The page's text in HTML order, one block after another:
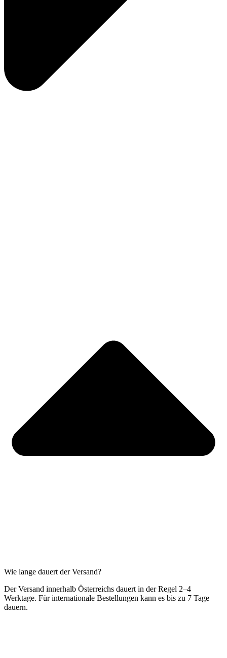
Wie lange dauert der Versand?
Der Versand innerhalb Österreichs dauert in der Regel 2–4
Werktage. Für internationale Bestellungen kann es bis zu 7 Tage
dauern.